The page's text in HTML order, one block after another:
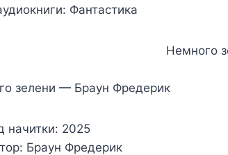
Фантастика
зелени — Браун Фредерик
начитки: 2025
Браун Фредерик